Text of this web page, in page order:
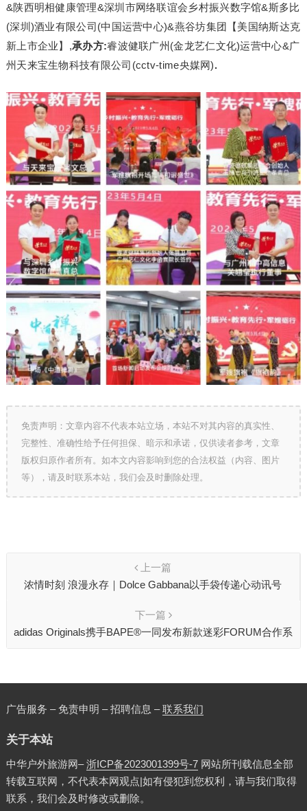
&陕西明相健康管理&深圳市网络联谊会乡村振兴数字馆&斯多比
(深圳)酒业有限公司(中国运营中心)&燕谷坊集团【美国纳斯达克
新上市企业】,承办方:睿波健联广州(金龙艺仁文化)运营中心&广
州天来宝生物科技有限公司(cctv-time央媒网).
免责声明：文章内容不代表本站立场，本站不对其内容的真实性、
完整性、准确性给予任何担保、暗示和承诺，仅供读者参考，文章
版权归原作者所有。如本文内容影响到您的合法权益（内容、图片
等），请及时联系本站，我们会及时删除处理。
上一篇
浓情时刻 浪漫永存｜Dolce Gabbana以手袋传递心动讯号
下一篇
adidas Originals携手BAPE®一同发布新款迷彩FORUM合作系
广告服务 – 免责申明 – 招聘信息 –联系我们
关于本站
中华户外旅游网–浙ICP备2023001399号-7网站所刊载信息全部
转载互联网，不代表本网观点|如有侵犯到您权利，请与我们取得
联系，我们会及时修改或删除。